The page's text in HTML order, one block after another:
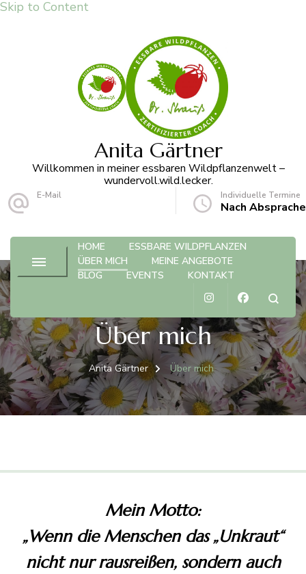
Skip to Content
Anita Gärtner
Willkommen in meiner essbaren Wildpflanzenwelt –
wundervoll.wild.lecker.
E-Mail Individuelle Termine
Nach Absprache
HOME
ESSBARE WILDPFLANZEN
ÜBER MICH
MEINE ANGEBOTE
BLOG
EVENTS KONTAKT
Über mich
Anita Gärtner Über mich
Mein Motto:
„Wenn die Menschen das „Unkraut“
nicht nur rausreißen, sondern auch